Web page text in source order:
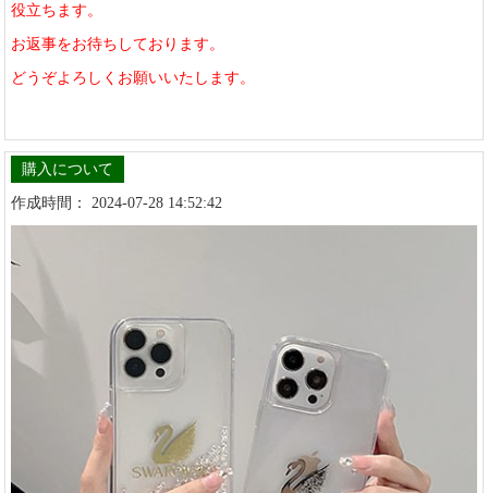
役立ちます。
お返事をお待ちしております。
どうぞよろしくお願いいたします。
購入について
作成時間： 2024-07-28 14:52:42